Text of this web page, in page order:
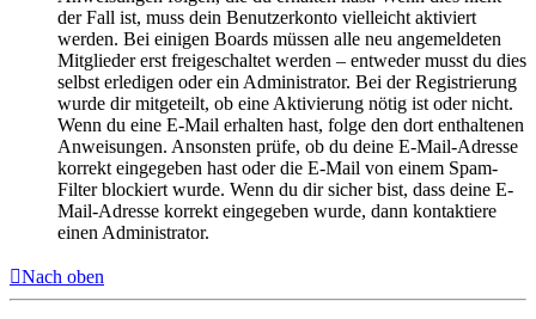
der Fall ist, muss dein Benutzerkonto vielleicht aktiviert
werden. Bei einigen Boards müssen alle neu angemeldeten
Mitglieder erst freigeschaltet werden – entweder musst du dies
selbst erledigen oder ein Administrator. Bei der Registrierung
wurde dir mitgeteilt, ob eine Aktivierung nötig ist oder nicht.
Wenn du eine E-Mail erhalten hast, folge den dort enthaltenen
Anweisungen. Ansonsten prüfe, ob du deine E-Mail-Adresse
korrekt eingegeben hast oder die E-Mail von einem Spam-
Filter blockiert wurde. Wenn du dir sicher bist, dass deine E-
Mail-Adresse korrekt eingegeben wurde, dann kontaktiere
einen Administrator.
Nach oben